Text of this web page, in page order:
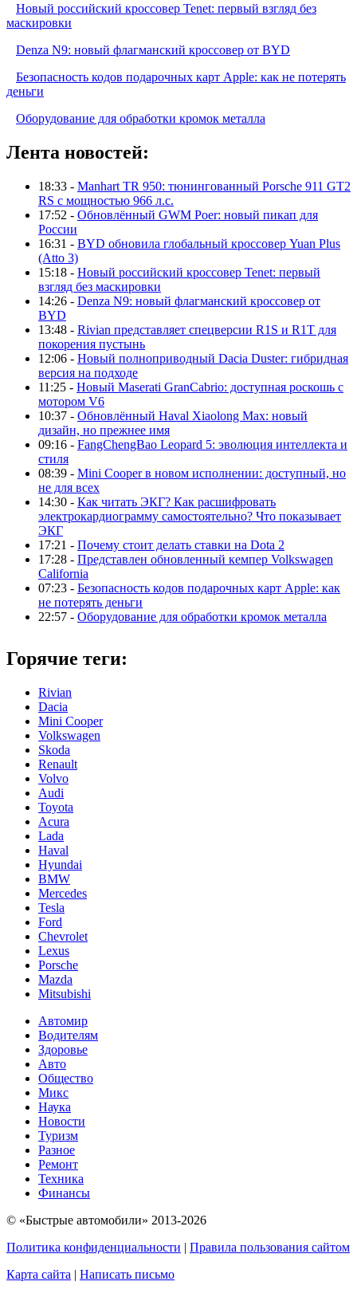
Новый российский кроссовер Tenet: первый взгляд без
маскировки
Denza N9: новый флагманский кроссовер от BYD
Безопасность кодов подарочных карт Apple: как не потерять
деньги
Оборудование для обработки кромок металла
Лента новостей:
18:33 - Manhart TR 950: тюнингованный Porsche 911 GT2
RS с мощностью 966 л.с.
17:52 - Обновлённый GWM Poer: новый пикап для
России
16:31 - BYD обновила глобальный кроссовер Yuan Plus
(Atto 3)
15:18 - Новый российский кроссовер Tenet: первый
взгляд без маскировки
14:26 - Denza N9: новый флагманский кроссовер от
BYD
13:48 - Rivian представляет спецверсии R1S и R1T для
покорения пустынь
12:06 - Новый полноприводный Dacia Duster: гибридная
версия на подходе
11:25 - Новый Maserati GranCabrio: доступная роскошь с
мотором V6
10:37 - Обновлённый Haval Xiaolong Max: новый
дизайн, но прежнее имя
09:16 - FangChengBao Leopard 5: эволюция интеллекта и
стиля
08:39 - Mini Cooper в новом исполнении: доступный, но
не для всех
14:30 - Как читать ЭКГ? Как расшифровать
электрокардиограмму самостоятельно? Что показывает
ЭКГ
17:21 - Почему стоит делать ставки на Dota 2
17:28 - Представлен обновленный кемпер Volkswagen
California
07:23 - Безопасность кодов подарочных карт Apple: как
не потерять деньги
22:57 - Оборудование для обработки кромок металла
Горячие теги:
Rivian
Dacia
Mini Cooper
Volkswagen
Skoda
Renault
Volvo
Audi
Toyota
Acura
Lada
Haval
Hyundai
BMW
Mercedes
Tesla
Ford
Chevrolet
Lexus
Porsche
Mazda
Mitsubishi
Автомир
Водителям
Здоровье
Авто
Общество
Микс
Наука
Новости
Туризм
Разное
Ремонт
Техника
Финансы
© «Быстрые автомобили» 2013-2026
Политика конфиденциальности | Правила пользования сайтом
Карта сайта | Написать письмо